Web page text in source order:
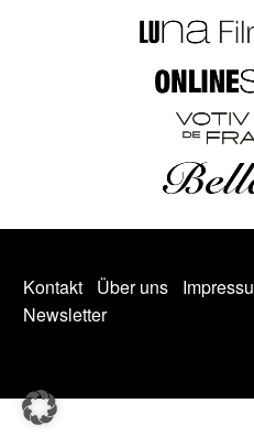
Kontakt Über uns
Newsletter